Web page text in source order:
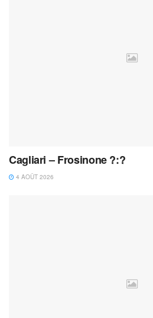
Cagliari – Frosinone ?:?
4 AOÛT 2026